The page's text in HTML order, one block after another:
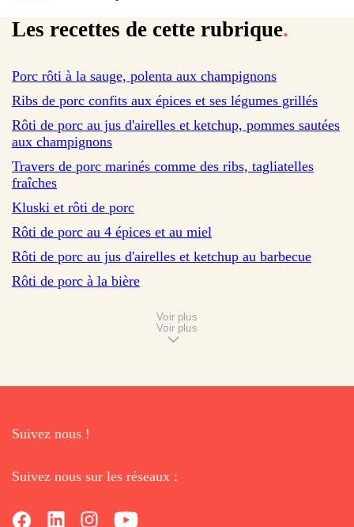
Les recettes de cette rubrique.
Porc rôti à la sauge, polenta aux champignons
Ribs de porc confits aux épices et ses légumes grillés
Rôti de porc au jus d'airelles et ketchup, pommes sautées
aux champignons
sur 61 avis
Travers de porc marinés comme des ribs, tagliatelles
fraîches
sur 236 avis
Kluski et rôti de porc
sur 441 avis
Rôti de porc au 4 épices et au miel
Rôti de porc au jus d'airelles et ketchup au barbecue
sur 333 avis
Rôti de porc à la bière
Voir plus
Voir plus
Suivez nous !
Suivez nous sur les réseaux :